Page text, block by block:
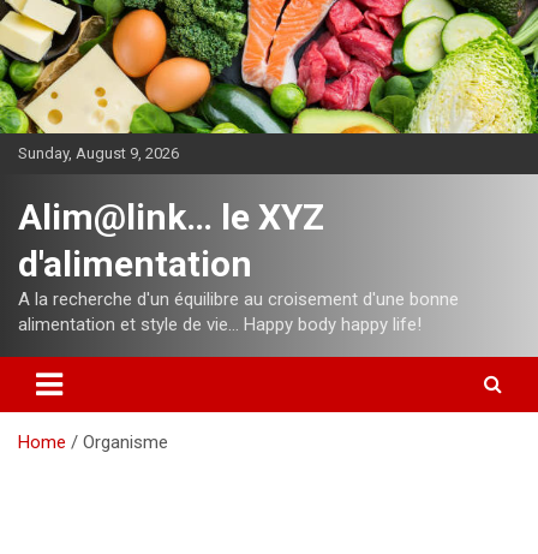
Skip
to
content
Sunday, August 9, 2026
Alim@link… le XYZ
d'alimentation
A la recherche d'un équilibre au croisement d'une bonne
alimentation et style de vie… Happy body happy life!
Home Organisme